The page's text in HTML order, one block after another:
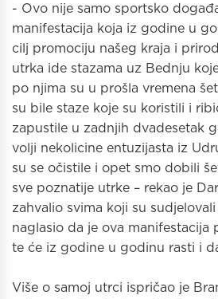
- Ovo nije samo sportsko
manifestacija koja iz godine u
cilj promociju našeg kraja i
utrka ide stazama uz Bednju
po njima su u prošla vremena
su bile staze koje su koristili i
zapustile u zadnjih dvadesetak
volji nekolicine entuzijasta iz
su se očistile i opet smo dobili
sve poznatije utrke – rekao je
zahvalio svima koji su
naglasio da je ova manifestacija
te će iz godine u godinu rasti i
Više o samoj utrci ispričao je